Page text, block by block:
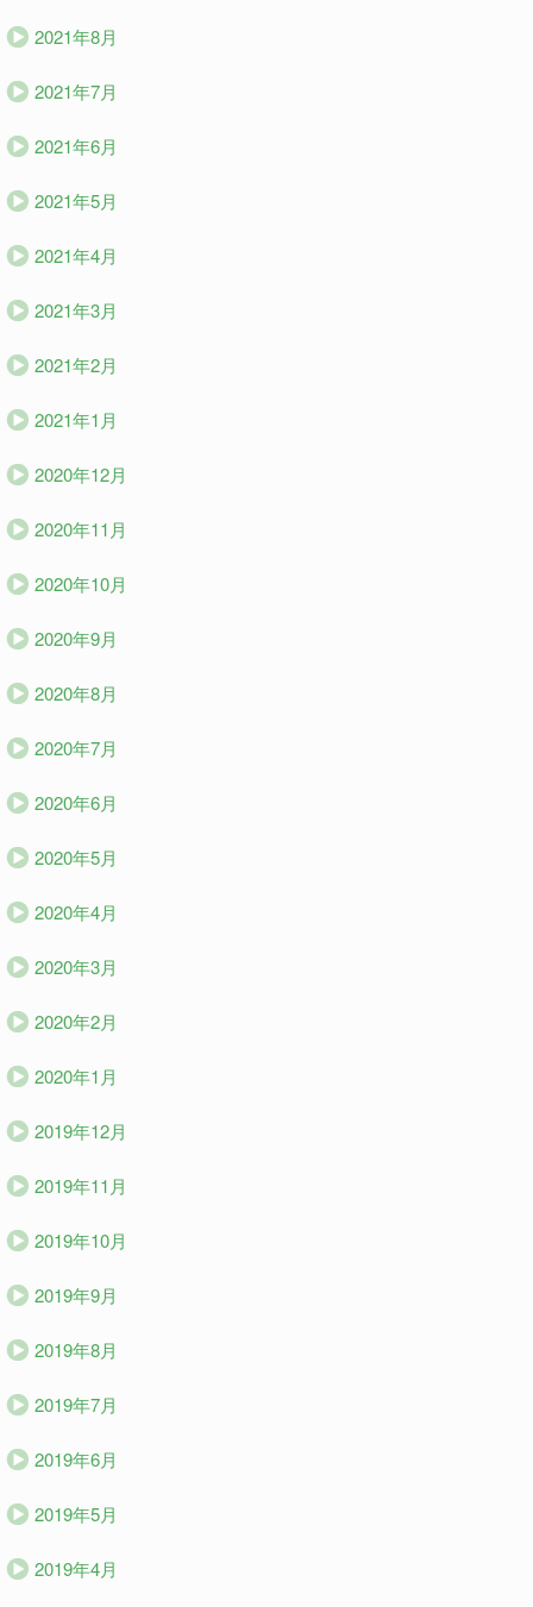
2021年8月
2021年7月
2021年6月
2021年5月
2021年4月
2021年3月
2021年2月
2021年1月
2020年12月
2020年11月
2020年10月
2020年9月
2020年8月
2020年7月
2020年6月
2020年5月
2020年4月
2020年3月
2020年2月
2020年1月
2019年12月
2019年11月
2019年10月
2019年9月
2019年8月
2019年7月
2019年6月
2019年5月
2019年4月